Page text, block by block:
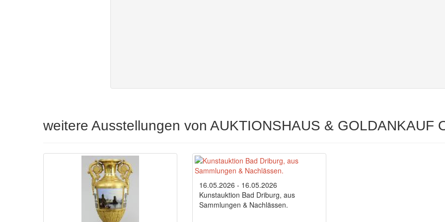
weitere Ausstellungen von AUKTIONSHAUS & GOLDANKAUF
16.05.2026 - 16.05.2026
Kunstauktion Bad Driburg, aus
Sammlungen & Nachlässen.